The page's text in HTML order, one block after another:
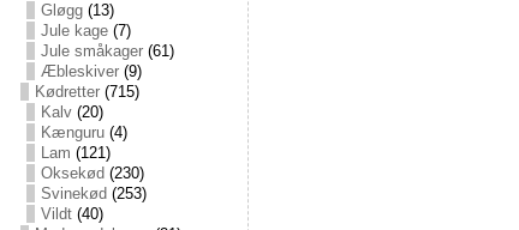
Gløgg(13)
Jule kage(7)
Jule småkager(61)
Æbleskiver(9)
Kødretter(715)
Kalv(20)
Kænguru(4)
Lam (121)
Oksekød (230)
Svinekød (253)
Vildt(40)